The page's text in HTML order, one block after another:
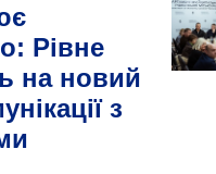
Рівне
на новий
з